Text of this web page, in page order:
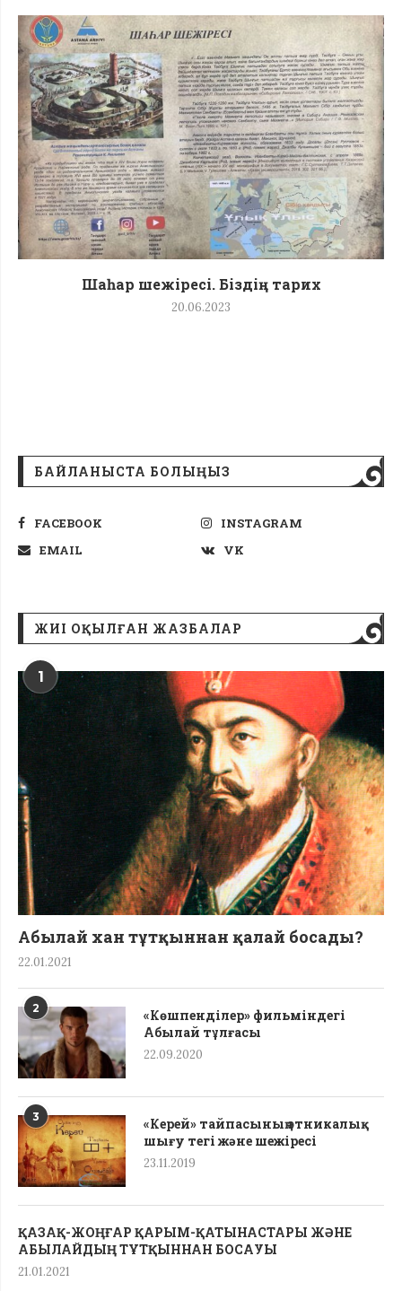
Шаһар шежіресі. Біздің тарих
20.06.2023
БАЙЛАНЫСТА БОЛЫҢЫЗ
FACEBOOK
INSTAGRAM
EMAIL
VK
ЖИІ ОҚЫЛҒАН ЖАЗБАЛАР
1
Абылай хан тұтқыннан қалай босады?
22.01.2021
2
«Көшпенділер» фильміндегі
Абылай тұлғасы
22.09.2020
3
«Керей» тайпасының этникалық
шығу тегі жəне шежіресі
23.11.2019
ҚАЗАҚ-ЖОҢҒАР ҚАРЫМ-ҚАТЫНАСТАРЫ ЖӘНЕ
АБЫЛАЙДЫҢ ТҰТҚЫННАН БОСАУЫ
21.01.2021